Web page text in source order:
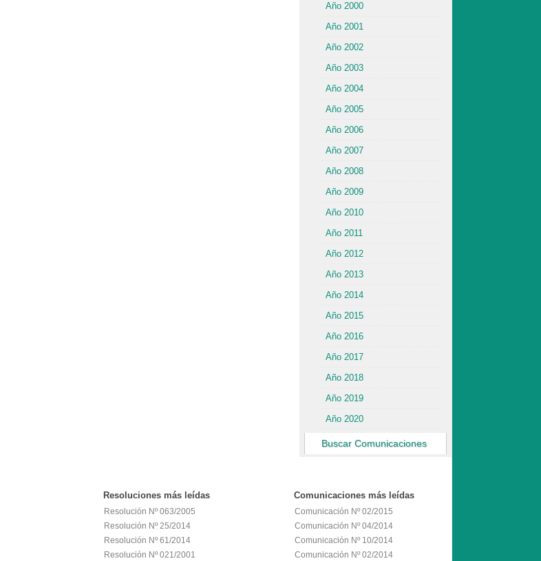
Año 2000
Año 2001
Año 2002
Año 2003
Año 2004
Año 2005
Año 2006
Año 2007
Año 2008
Año 2009
Año 2010
Año 2011
Año 2012
Año 2013
Año 2014
Año 2015
Año 2016
Año 2017
Año 2018
Año 2019
Año 2020
Buscar Comunicaciones
Resoluciones más leídas
Resolución Nº 063/2005
Resolución Nº 25/2014
Resolución Nº 61/2014
Resolución Nº 021/2001
Comunicaciones más leídas
Comunicación Nº 02/2015
Comunicación Nº 04/2014
Comunicación Nº 10/2014
Comunicación Nº 02/2014